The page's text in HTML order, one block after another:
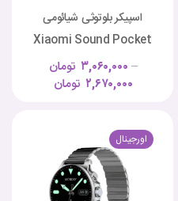
اسپیکر بلوتوثی شیائومی
Xiaomi Sound Pocket
MDZ-37-DBتومان ۳,۰۶۰,۰۰۰ –
تومان ۲,۶۷۰,۰۰۰
اورجینال